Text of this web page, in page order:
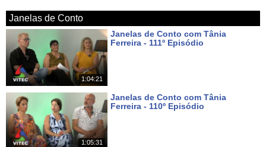
Janelas de Conto
1:04:21
Janelas de Conto com Tânia
Ferreira - 111º Episódio
1:05:31
Janelas de Conto com Tânia
Ferreira - 110º Episódio